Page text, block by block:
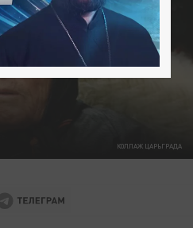
КОЛЛАЖ ЦАРЬГРАДА